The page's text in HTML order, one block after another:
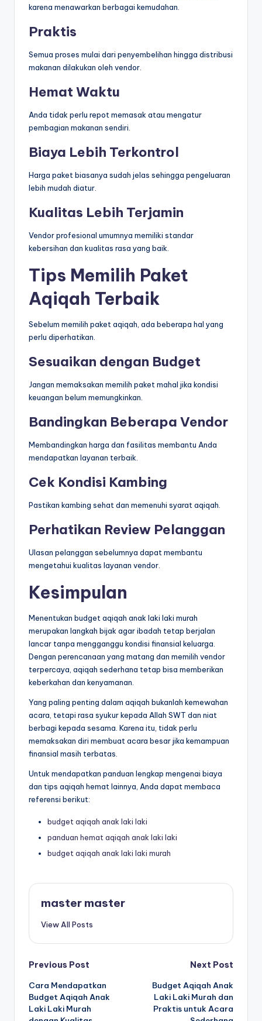
karena menawarkan berbagai kemudahan.
Praktis
Semua proses mulai dari penyembelihan hingga distribusi
makanan dilakukan oleh vendor.
Hemat Waktu
Anda tidak perlu repot memasak atau mengatur
pembagian makanan sendiri.
Biaya Lebih Terkontrol
Harga paket biasanya sudah jelas sehingga pengeluaran
lebih mudah diatur.
Kualitas Lebih Terjamin
Vendor profesional umumnya memiliki standar
kebersihan dan kualitas rasa yang baik.
Tips Memilih Paket
Aqiqah Terbaik
Sebelum memilih paket aqiqah, ada beberapa hal yang
perlu diperhatikan.
Sesuaikan dengan Budget
Jangan memaksakan memilih paket mahal jika kondisi
keuangan belum memungkinkan.
Bandingkan Beberapa Vendor
Membandingkan harga dan fasilitas membantu Anda
mendapatkan layanan terbaik.
Cek Kondisi Kambing
Pastikan kambing sehat dan memenuhi syarat aqiqah.
Perhatikan Review Pelanggan
Ulasan pelanggan sebelumnya dapat membantu
mengetahui kualitas layanan vendor.
Kesimpulan
Menentukan budget aqiqah anak laki laki murah
merupakan langkah bijak agar ibadah tetap berjalan
lancar tanpa mengganggu kondisi finansial keluarga.
Dengan perencanaan yang matang dan memilih vendor
terpercaya, aqiqah sederhana tetap bisa memberikan
keberkahan dan kenyamanan.
Yang paling penting dalam aqiqah bukanlah kemewahan
acara, tetapi rasa syukur kepada Allah SWT dan niat
berbagi kepada sesama. Karena itu, tidak perlu
memaksakan diri membuat acara besar jika kemampuan
finansial masih terbatas.
Untuk mendapatkan panduan lengkap mengenai biaya
dan tips aqiqah hemat lainnya, Anda dapat membaca
referensi berikut:
budget aqiqah anak laki laki
panduan hemat aqiqah anak laki laki
budget aqiqah anak laki laki murah
master master
View All Posts
Post
navigation
Previous Post
Cara Mendapatkan
Budget Aqiqah Anak
Laki Laki Murah
Next Post
Budget Aqiqah Anak
Laki Laki Murah dan
Praktis untuk Acara